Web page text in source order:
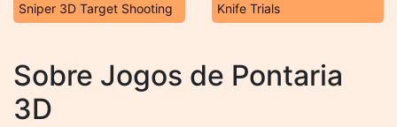
Sniper 3D Target Shooting Knife Trials
Sobre Jogos de Pontaria
3D